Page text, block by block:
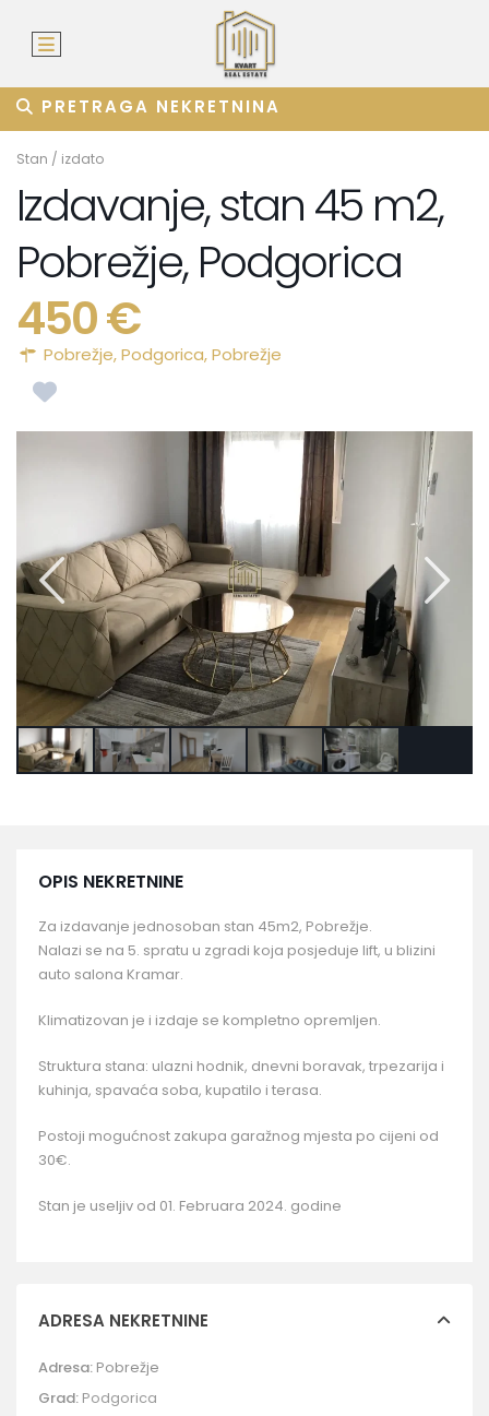
PRETRAGA NEKRETNINA
Stan / izdato
Izdavanje, stan 45 m2,
Pobrežje, Podgorica
450 €
Pobrežje,Podgorica,Pobrežje
OPIS NEKRETNINE
Za izdavanje jednosoban stan 45m2, Pobrežje.
Nalazi se na 5. spratu u zgradi koja posjeduje lift, u blizini
auto salona Kramar.
Klimatizovan je i izdaje se kompletno opremljen.
Struktura stana: ulazni hodnik, dnevni boravak, trpezarija i
kuhinja, spavaća soba, kupatilo i terasa.
Postoji mogućnost zakupa garažnog mjesta po cijeni od
30€.
Stan je useljiv od 01. Februara 2024. godine
ADRESA NEKRETNINE
Adresa: Pobrežje
Grad: Podgorica